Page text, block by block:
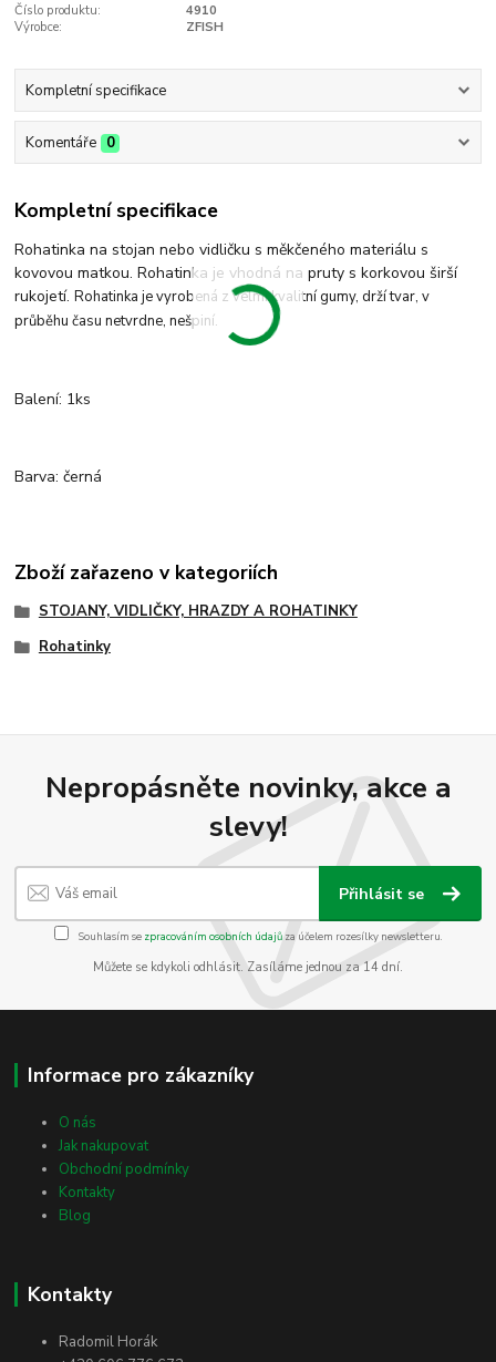
Číslo produktu:
4910
Výrobce:
ZFISH
Kompletní specifikace
Komentáře 0
Kompletní specifikace
Rohatinka na stojan nebo vidličku s měkčeného materiálu s
kovovou matkou. Rohatinka je vhodná na pruty s korkovou širší
rukojetí.Rohatinka je vyrobená z velmi kvalitní gumy, drží tvar, v
průběhu času netvrdne, nešpiní.
Balení: 1ks
Barva: černá
Zboží zařazeno v kategoriích
STOJANY, VIDLIČKY, HRAZDY A ROHATINKY
Rohatinky
Nepropásněte novinky, akce a
slevy!
Přihlásit se
Souhlasím se zpracováním osobních údajůza účelem rozesílky newsletteru.
Můžete se kdykoli odhlásit. Zasíláme jednou za 14 dní.
Informace pro zákazníky
O nás
Jak nakupovat
Obchodní podmínky
Kontakty
Blog
Kontakty
Radomil Horák